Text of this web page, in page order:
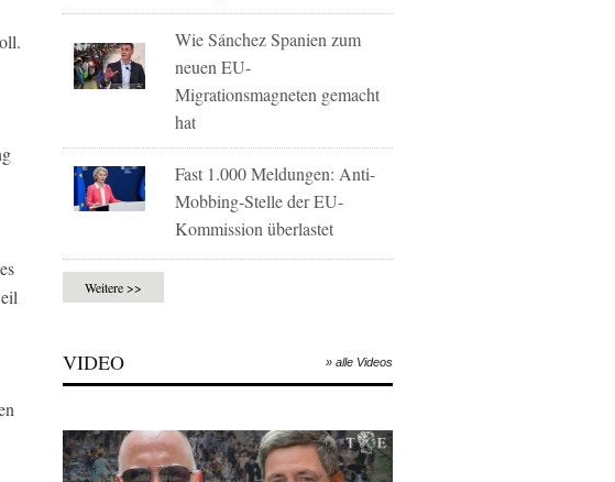
Wie Sánchez Spanien zum
neuen EU-
Migrationsmagneten gemacht
hat
Fast 1.000 Meldungen: Anti-
Mobbing-Stelle der EU-
Kommission überlastet
Weitere >>
VIDEO » alle Videos